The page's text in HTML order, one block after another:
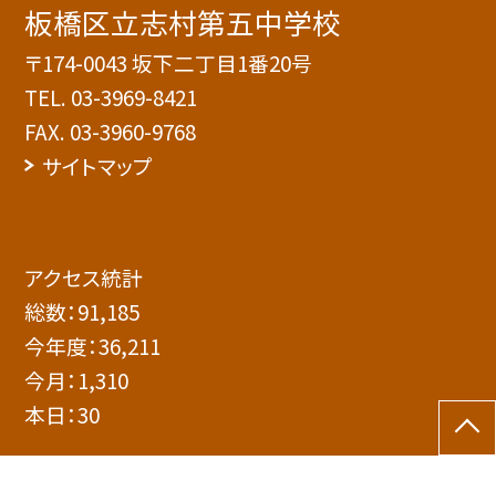
板橋区立志村第五中学校
〒174-0043 坂下二丁目1番20号
TEL. 03-3969-8421
FAX. 03-3960-9768
サイトマップ
アクセス統計
総数：91,185
今年度：36,211
今月： 1,310
本日：30